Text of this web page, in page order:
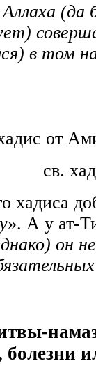
(да
в том
от
св.
хадиса
». А у ат-
он